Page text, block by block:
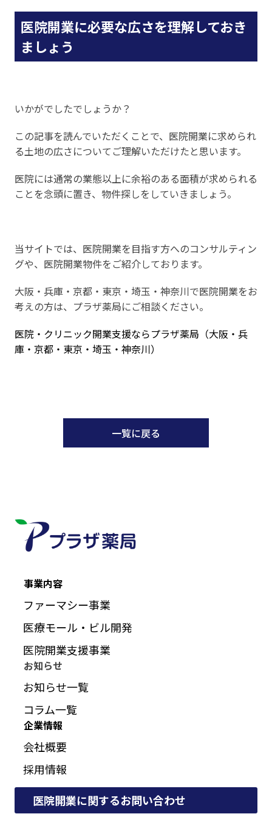
医院開業に必要な広さを理解しておき
ましょう
いかがでしたでしょうか？
この記事を読んでいただくことで、医院開業に求められ
る土地の広さについてご理解いただけたと思います。
医院には通常の業態以上に余裕のある面積が求められる
ことを念頭に置き、物件探しをしていきましょう。
当サイトでは、医院開業を目指す方へのコンサルティン
グや、医院開業物件をご紹介しております。
大阪・兵庫・京都・東京・埼玉・神奈川で医院開業をお
考えの方は、プラザ薬局にご相談ください。
医院・クリニック開業支援ならプラザ薬局（大阪・兵
庫・京都・東京・埼玉・神奈川）
一覧に戻る
事業内容
ファーマシー事業
医療モール・ビル開発
医院開業支援事業
お知らせ
お知らせ一覧
コラム一覧
企業情報
会社概要
採用情報
医院開業に関するお問い合わせ